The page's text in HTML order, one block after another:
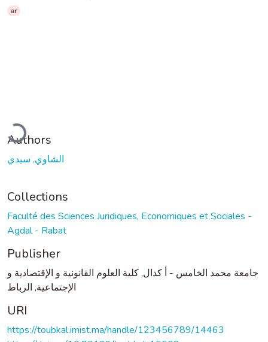
ar
Authors
الشاوي, سيدي
Collections
Faculté des Sciences Juridiques, Economiques et Sociales -
Agdal - Rabat
Publisher
جامعة محمد الخامس - أ كدال, كلية العلوم القانونية و الإقتصادية و
الإجتماعية, الرباط
URI
https://toubkal.imist.ma/handle/123456789/14463